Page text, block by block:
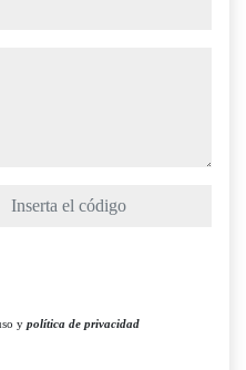
y política de privacidad